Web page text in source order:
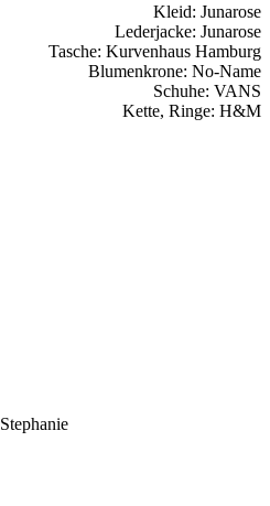
Kleid: Junarose
Lederjacke: Junarose
Tasche: Kurvenhaus Hamburg
Blumenkrone: No-Name
Schuhe: VANS
Kette, Ringe: H&M
Stephanie